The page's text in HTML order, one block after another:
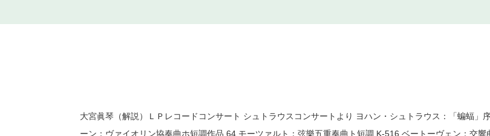
大宮眞琴（解説）ＬＰレコードコンサート シュトラウスコンサートより ヨハン・シュトラウス：「蝙蝠
ーン：ヴァイオリン協奏曲ホ短調作品 64 モーツァルト：弦樂五重奏曲ト短調 K-516 ベートーヴェン：交響